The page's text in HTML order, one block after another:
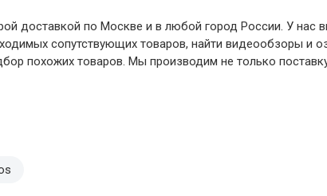
доставкой по Москве и в любой город России. У нас
сопутствующих товаров, найти видеообзоры и
похожих товаров. Мы производим не только